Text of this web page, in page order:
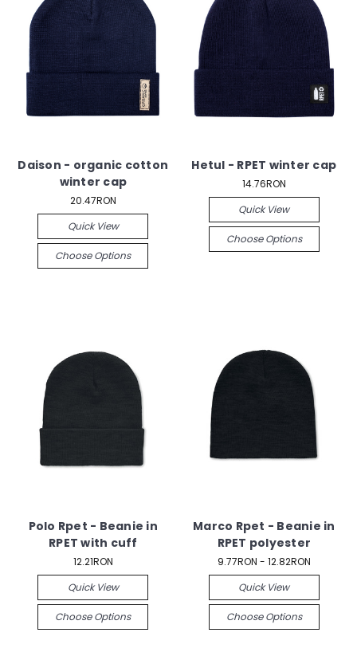
Daison - organic cotton
winter cap
20.47RON
Quick View
Choose Options
Hetul - RPET winter cap
14.76RON
Quick View
Choose Options
Polo Rpet - Beanie in
RPET with cuff
12.21RON
Quick View
Choose Options
Marco Rpet - Beanie in
RPET polyester
9.77RON - 12.82RON
Quick View
Choose Options